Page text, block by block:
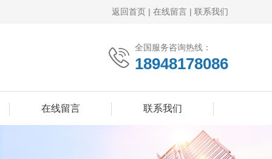
返回首页 | 在线留言 | 联系我们
全国服务咨询热线：
18948178086
在线留言 联系我们